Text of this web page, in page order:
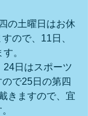
の土曜日はお休
ので、11日、
。
24日はスポーツ
で25日の第四
きますので、宜